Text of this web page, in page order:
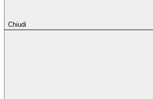
Chiudi